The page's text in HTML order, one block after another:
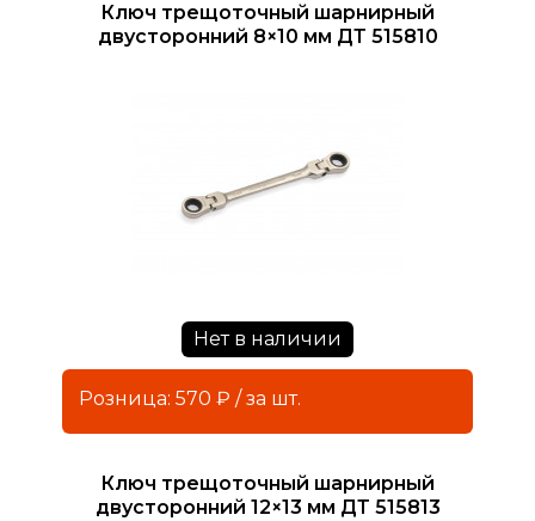
Ключ трещоточный шарнирный
двусторонний 8×10 мм ДТ 515810
Нет в наличии
Розница: 570 ₽ / за шт.
Ключ трещоточный шарнирный
двусторонний 12×13 мм ДТ 515813